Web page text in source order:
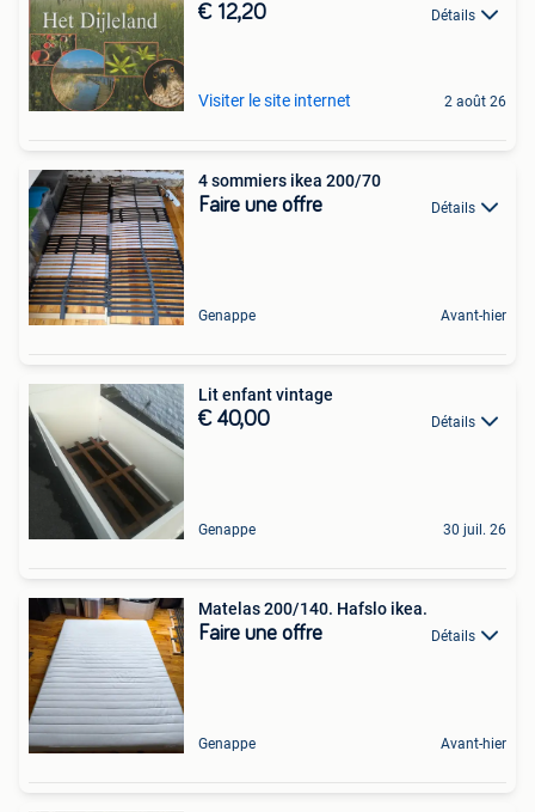
€ 12,20 Détails
Visiter le site internet 2 août 26
4 sommiers ikea 200/70
Faire une offre Détails
Genappe Avant-hier
Lit enfant vintage
€ 40,00 Détails
Genappe 30 juil. 26
Matelas 200/140. Hafslo ikea.
Faire une offre Détails
Genappe Avant-hier